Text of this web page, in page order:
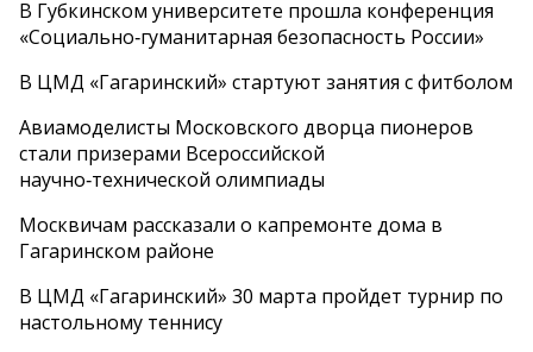
В Губкинском университете прошла конференция
«Социально‑гуманитарная безопасность России»
В ЦМД «Гагаринский» стартуют занятия с фитболом
Авиамоделисты Московского дворца пионеров
стали призерами Всероссийской
научно‑технической олимпиады
Москвичам рассказали о капремонте дома в
Гагаринском районе
В ЦМД «Гагаринский» 30 марта пройдет турнир по
настольному теннису